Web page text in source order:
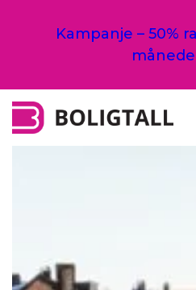
Kampanje – 50%